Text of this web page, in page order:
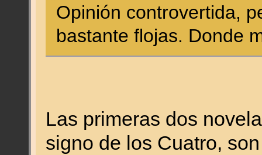
Opinión controvertida,
bastante flojas. Donde
Las primeras dos
signo de los Cuatro,